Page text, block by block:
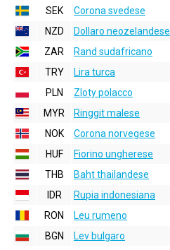
SEK
Corona svedese
NZD
Dollaro neozelandese
ZAR
Rand sudafricano
TRY
Lira turca
PLN
Zloty polacco
MYR
Ringgit malese
NOK
Corona norvegese
HUF
Fiorino ungherese
THB
Baht thailandese
IDR
Rupia indonesiana
RON
Leu rumeno
BGN
Lev bulgaro